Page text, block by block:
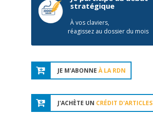
stratégique
À vos claviers,
réagissez au dossier du mois
JE M'ABONNE À LA RDN
J'ACHÈTE UN CRÉDIT D'ARTICLES